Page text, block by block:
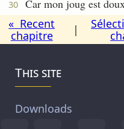
30
Car mon joug est
« Recent
chapitre
|
This site
Downloads